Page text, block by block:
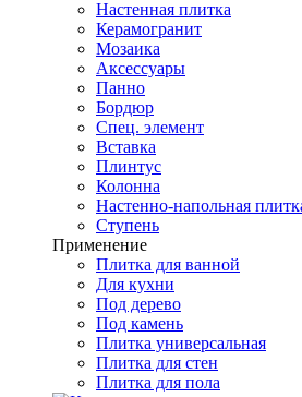
Настенная плитка
Керамогранит
Мозаика
Аксессуары
Панно
Бордюр
Спец. элемент
Вставка
Плинтус
Колонна
Настенно-напольная
Ступень
Применение
Плитка для ванной
Для кухни
Под дерево
Под камень
Плитка универсальная
Плитка для стен
Плитка для пола